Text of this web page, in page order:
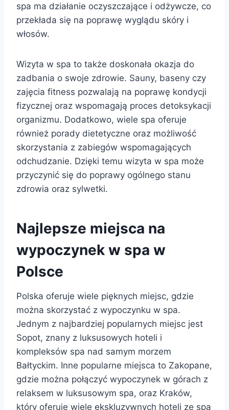
spa ma działanie oczyszczające i odżywcze, co
przekłada się na poprawę wyglądu skóry i
włosów.
Wizyta w spa to także doskonała okazja do
zadbania o swoje zdrowie. Sauny, baseny czy
zajęcia fitness pozwalają na poprawę kondycji
fizycznej oraz wspomagają proces detoksykacji
organizmu. Dodatkowo, wiele spa oferuje
również porady dietetyczne oraz możliwość
skorzystania z zabiegów wspomagających
odchudzanie. Dzięki temu wizyta w spa może
przyczynić się do poprawy ogólnego stanu
zdrowia oraz sylwetki.
Najlepsze miejsca na
wypoczynek w spa w
Polsce
Polska oferuje wiele pięknych miejsc, gdzie
można skorzystać z wypoczynku w spa.
Jednym z najbardziej popularnych miejsc jest
Sopot, znany z luksusowych hoteli i
kompleksów spa nad samym morzem
Bałtyckim. Inne popularne miejsca to Zakopane,
gdzie można połączyć wypoczynek w górach z
relaksem w luksusowym spa, oraz Kraków,
który oferuje wiele ekskluzywnych hoteli ze spa